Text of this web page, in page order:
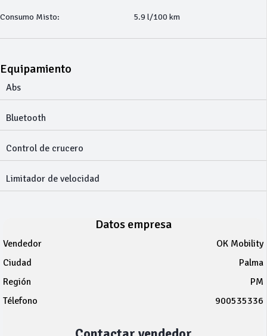
Consumo Misto: 5.9 l/100 km
Equipamiento
Abs
Bluetooth
Control de crucero
Limitador de velocidad
Datos empresa
Vendedor
OK Mobility
Ciudad
Palma
Región
PM
Télefono
900535336